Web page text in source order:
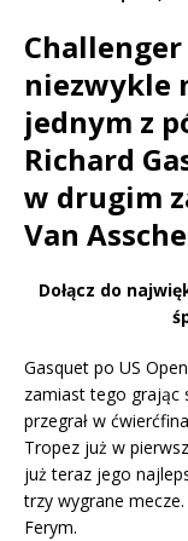
niezwykle
jednym z
Richard
w drugim
Van
Dołącz do
Gasquet po US
zamiast tego grając
przegrał w
Tropez już w
już teraz jego
trzy wygrane
Ferym.